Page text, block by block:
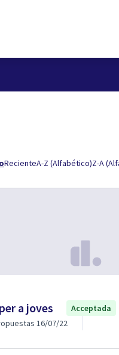
usuario
RecienteA-Z (Alfabético)Z-A
a joves
Acceptada
16/07/22